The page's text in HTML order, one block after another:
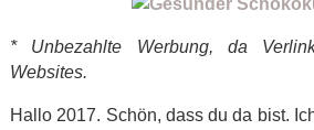
* Unbezahlte Werbung, da
Websites.
Hallo 2017. Schön, dass du da bist.